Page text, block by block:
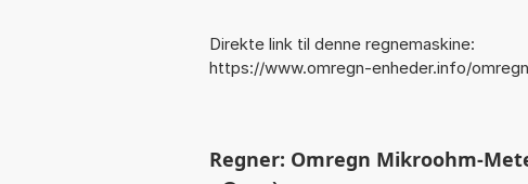
Direkte link til denne regnemaskine:
https://www.omregn-enheder.info/
Regner: Omregn Mikroohm-